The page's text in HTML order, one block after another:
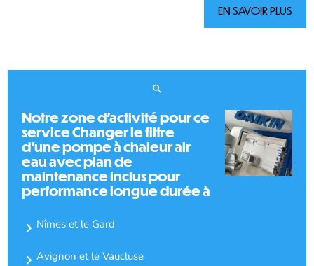
EN SAVOIR PLUS
Notre zone d'activité pour ce
service Changer le filtre
d'une pompe à chaleur air
eau avec plan de
maintenance inclus pour
performance longue durée à
Nîmes et le Gard
Avignon et le Vaucluse